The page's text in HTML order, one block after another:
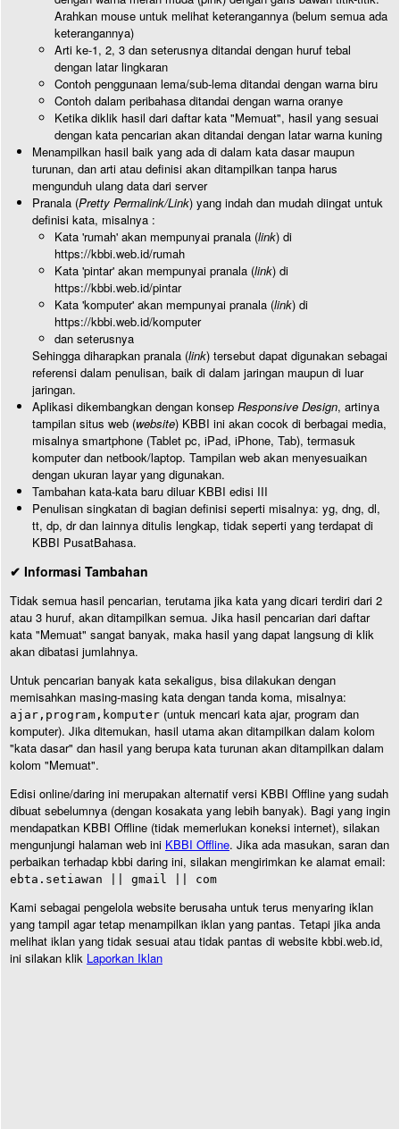
Arahkan mouse untuk melihat keterangannya (belum semua ada
keterangannya)
Arti ke-1, 2, 3 dan seterusnya ditandai dengan huruf tebal
dengan latar lingkaran
Contoh penggunaan lema/sub-lema ditandai dengan warna biru
Contoh dalam peribahasa ditandai dengan warna oranye
Ketika diklik hasil dari daftar kata "Memuat", hasil yang sesuai
dengan kata pencarian akan ditandai dengan latar warna kuning
Menampilkan hasil baik yang ada di dalam kata dasar maupun
turunan, dan arti atau definisi akan ditampilkan tanpa harus
mengunduh ulang data dari server
Pranala (Pretty Permalink/Link) yang indah dan mudah diingat untuk
definisi kata, misalnya :
Kata 'rumah' akan mempunyai pranala (link) di
https://kbbi.web.id/rumah
Kata 'pintar' akan mempunyai pranala (link) di
https://kbbi.web.id/pintar
Kata 'komputer' akan mempunyai pranala (link) di
https://kbbi.web.id/komputer
dan seterusnya
Sehingga diharapkan pranala (link) tersebut dapat digunakan sebagai
referensi dalam penulisan, baik di dalam jaringan maupun di luar
jaringan.
Aplikasi dikembangkan dengan konsep Responsive Design, artinya
tampilan situs web (website) KBBI ini akan cocok di berbagai media,
misalnya smartphone (Tablet pc, iPad, iPhone, Tab), termasuk
komputer dan netbook/laptop. Tampilan web akan menyesuaikan
dengan ukuran layar yang digunakan.
Tambahan kata-kata baru diluar KBBI edisi III
Penulisan singkatan di bagian definisi seperti misalnya: yg, dng, dl,
tt, dp, dr dan lainnya ditulis lengkap, tidak seperti yang terdapat di
KBBI PusatBahasa.
✔ Informasi Tambahan
Tidak semua hasil pencarian, terutama jika kata yang dicari terdiri dari 2
atau 3 huruf, akan ditampilkan semua. Jika hasil pencarian dari daftar
kata "Memuat" sangat banyak, maka hasil yang dapat langsung di klik
akan dibatasi jumlahnya.
Untuk pencarian banyak kata sekaligus, bisa dilakukan dengan
memisahkan masing-masing kata dengan tanda koma, misalnya:
ajar,program,komputer (untuk mencari kata ajar, program dan
komputer). Jika ditemukan, hasil utama akan ditampilkan dalam kolom
"kata dasar" dan hasil yang berupa kata turunan akan ditampilkan dalam
kolom "Memuat".
Edisi online/daring ini merupakan alternatif versi KBBI Offline yang sudah
dibuat sebelumnya (dengan kosakata yang lebih banyak). Bagi yang ingin
mendapatkan KBBI Offline (tidak memerlukan koneksi internet), silakan
mengunjungi halaman web ini KBBI Offline. Jika ada masukan, saran dan
perbaikan terhadap kbbi daring ini, silakan mengirimkan ke alamat email:
ebta.setiawan || gmail || com
Kami sebagai pengelola website berusaha untuk terus menyaring iklan
yang tampil agar tetap menampilkan iklan yang pantas. Tetapi jika anda
melihat iklan yang tidak sesuai atau tidak pantas di website kbbi.web.id,
ini silakan klik Laporkan Iklan